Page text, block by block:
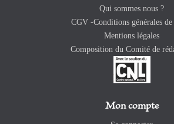
Qui sommes nous ?
CGV -Conditions générales de
Mentions légales
Composition du Comité de
Mon compte